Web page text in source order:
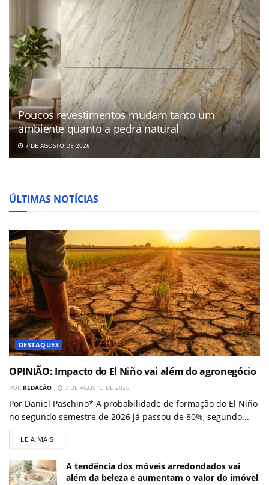
Poucos revestimentos mudam tanto um
ambiente quanto a pedra natural
7 DE AGOSTO DE 2026
ÚLTIMAS NOTÍCIAS
DESTAQUES
OPINIÃO: Impacto do El Niño vai além do agronegócio
POR REDAÇÃO 7 DE AGOSTO DE 2026
Por Daniel Paschino* A probabilidade de formação do El Niño
no segundo semestre de 2026 já passou de 80%, segundo...
LEIA MAIS
A tendência dos móveis arredondados vai
além da beleza e aumentam o valor do imóvel